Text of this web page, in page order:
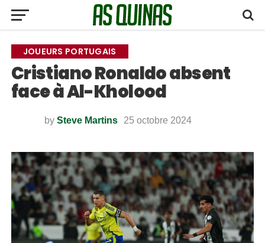
JOUEURS PORTUGAIS
Cristiano Ronaldo absent
face à Al-Kholood
by Steve Martins 25 octobre 2024